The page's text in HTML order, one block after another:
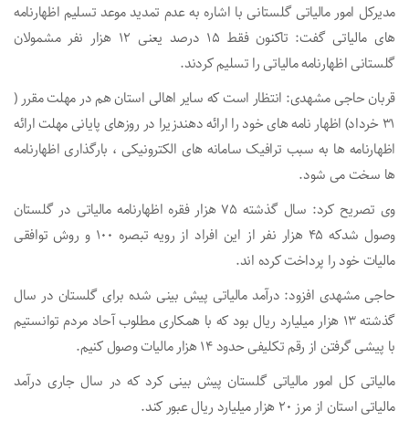
مدیرکل امور مالیاتی گلستانی با اشاره به عدم تمدید موعد تسلیم اظهارنامه
های مالیاتی گفت: تاکنون فقط ۱۵ درصد یعنی ۱۲ هزار نفر مشمولان
گلستانی اظهارنامه مالیاتی را تسلیم کردند.
قربان حاجی مشهدی: انتظار است که سایر اهالی استان هم در مهلت مقرر (
۳۱ خرداد) اظهار نامه های خود را ارائه دهندزیرا در روزهای پایانی مهلت ارائه
اظهارنامه ها به سبب ترافیک سامانه های الکترونیکی ، بارگذاری اظهارنامه
ها سخت می شود.
وی تصریح کرد: سال گذشته ۷۵ هزار فقره اظهارنامه مالیاتی در گلستان
وصول شدکه ۴۵ هزار نفر از این افراد از رویه تبصره ۱۰۰ و روش توافقی
مالیات خود را پرداخت کرده اند.
حاجی مشهدی افزود: درآمد مالیاتی پیش بینی شده برای گلستان در سال
گذشته ۱۳ هزار میلیارد ریال بود که با همکاری مطلوب آحاد مردم توانستیم
با پیشی گرفتن از رقم تکلیفی حدود ۱۴ هزار مالیات وصول کنیم.
مالیاتی کل امور مالیاتی گلستان پیش بینی کرد که در سال جاری درآمد
مالیاتی استان از مرز ۲۰ هزار میلیارد ریال عبور کند.